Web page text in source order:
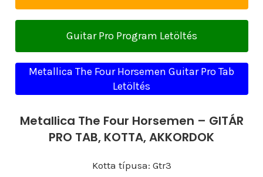
Guitar Pro Program Letöltés
Metallica The Four Horsemen Guitar Pro Tab
Letöltés
Metallica The Four Horsemen – GITÁR
PRO TAB, KOTTA, AKKORDOK
Kotta típusa: Gtr3